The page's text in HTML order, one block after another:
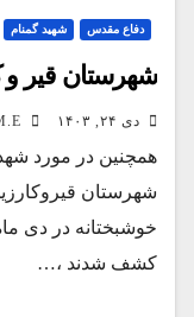
دفاع مقدس شهید گمنام
شهرستان قیر و
دی ۲۴, ۱۴۰۳
همچنین در مورد
کشف شدند ،…